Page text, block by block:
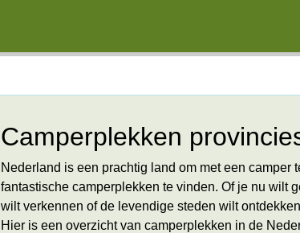
Camperplekken
Nederland is een prachtig land om met een
fantastische camperplekken te vinden. Of je nu wilt
wilt verkennen of de levendige steden wilt
Hier is een overzicht van camperplekken in de